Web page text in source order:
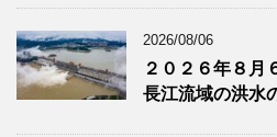
2026/08/06
２０２６年８月
長江流域の洪水